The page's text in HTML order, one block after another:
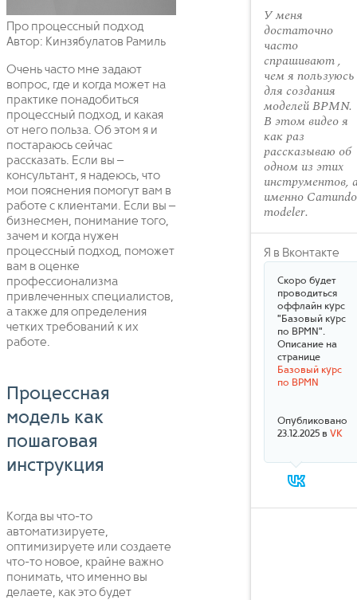
Про процессный подход
Автор: Кинзябулатов Рамиль
Очень часто мне задают
вопрос, где и когда может на
практике понадобиться
процессный подход, и какая
от него польза. Об этом я и
постараюсь сейчас
рассказать. Если вы –
консультант, я надеюсь, что
мои пояснения помогут вам в
работе с клиентами. Если вы –
бизнесмен, понимание того,
зачем и когда нужен
процессный подход, поможет
вам в оценке
профессионализма
привлеченных специалистов,
а также для определения
четких требований к их
работе.
Процессная
модель как
пошаговая
инструкция
Когда вы что-то
автоматизируете,
оптимизируете или создаете
что-то новое, крайне важно
понимать, что именно вы
делаете, как это будет
У меня
достаточно
часто
спрашивают ,
чем я пользуюсь
для создания
моделей BPMN.
В этом видео я
как раз
рассказываю об
одном из этих
инструментов,
именно Camundo
modeler.
Я в Вконтакте
Скоро будет
проводиться
оффлайн курс
"Базовый курс
по BPMN".
Описание на
странице
Базовый курс
по BPMN
Опубликовано
23.12.2025 в VK